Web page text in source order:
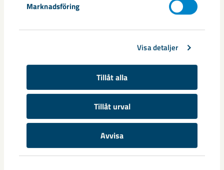
Marknadsföring
Visa detaljer
Tillåt alla
Tillåt urval
Avvisa
Så kan humanoida robotar öka
säkerheten i framtidens gruva
Utvecklingen av humanoida robotar, människoliknande
robotar med armar och ben, går snabbt. I takt med att
tekniken blir alltmer avancerad ...